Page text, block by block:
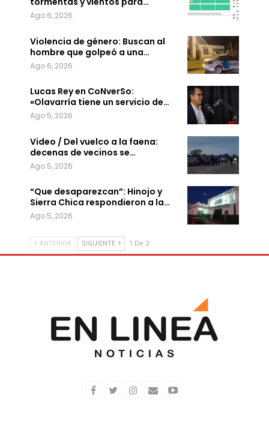
Ago 6, 2026
Violencia de género: Buscan al
hombre que golpeó a una…
Ago 6, 2026
Lucas Rey en CoNverSo:
«Olavarría tiene un servicio de…
Ago 5, 2026
Video / Del vuelco a la faena:
decenas de vecinos se…
Ago 5, 2026
“Que desaparezcan”: Hinojo y
Sierra Chica respondieron a la…
Ago 5, 2026
ANTERIOR SIGUIENTE 1 De 2